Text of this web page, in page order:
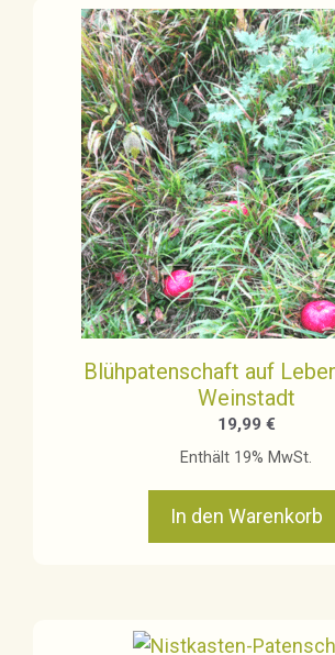
Blühpatenschaft auf
Weinstadt
19,99 €
Enthält 19% MwSt.
In den Warenkorb